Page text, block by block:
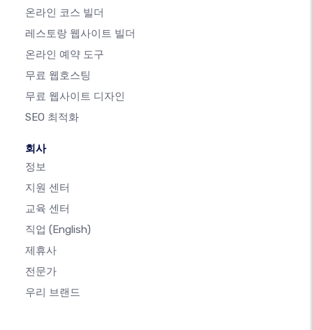
온라인 코스 빌더
레스토랑 웹사이트 빌더
온라인 예약 도구
무료 웹호스팅
무료 웹사이트 디자인
SEO 최적화
회사
정보
지원 센터
교육 센터
직업 (English)
제휴사
전문가
우리 브랜드